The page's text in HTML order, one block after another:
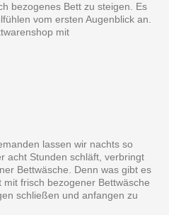
bezogenes Bett zu steigen. Es
vom ersten Augenblick an.
mit
lassen wir nachts so
acht Stunden schläft, verbringt
Bettwäsche. Denn was gibt es
frisch bezogener Bettwäsche
schließen und anfangen zu